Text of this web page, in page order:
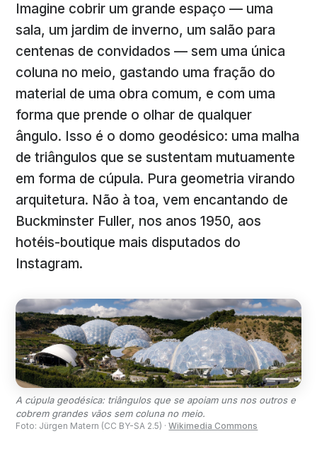
Imagine cobrir um grande espaço — uma
sala, um jardim de inverno, um salão para
centenas de convidados — sem uma única
coluna no meio, gastando uma fração do
material de uma obra comum, e com uma
forma que prende o olhar de qualquer
ângulo. Isso é o domo geodésico: uma malha
de triângulos que se sustentam mutuamente
em forma de cúpula. Pura geometria virando
arquitetura. Não à toa, vem encantando de
Buckminster Fuller, nos anos 1950, aos
hotéis-boutique mais disputados do
Instagram.
A cúpula geodésica: triângulos que se apoiam uns nos outros e
cobrem grandes vãos sem coluna no meio.
Foto: Jürgen Matern (CC BY-SA 2.5) ·Wikimedia Commons